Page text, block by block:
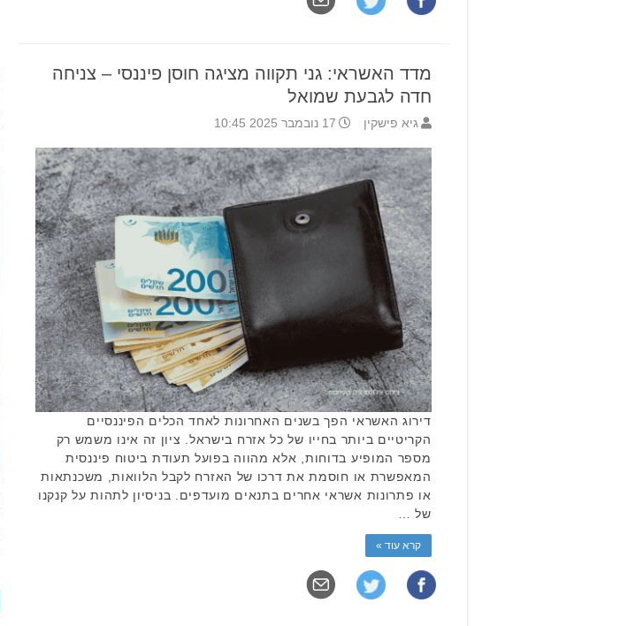
מדד האשראי: גני תקווה מציגה חוסן פיננסי – צניחה
חדה לגבעת שמואל
גיא פישקין 17 נובמבר 2025 10:45
דירוג האשראי הפך בשנים האחרונות לאחד הכלים הפיננסיים
הקריטיים ביותר בחייו של כל אזרח בישראל. ציון זה אינו משמש רק
מספר המופיע בדוחות, אלא מהווה בפועל תעודת ביטוח פיננסית
המאפשרת או חוסמת את דרכו של האזרח לקבל הלוואות, משכנתאות
או פתרונות אשראי אחרים בתנאים מועדפים. בניסיון לתהות על קנקנו
של …
קרא עוד »